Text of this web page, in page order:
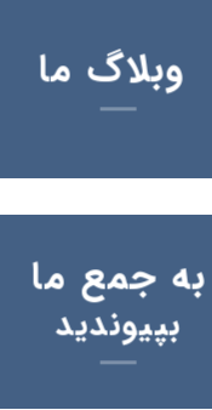
به جمع ما
بپیوندید